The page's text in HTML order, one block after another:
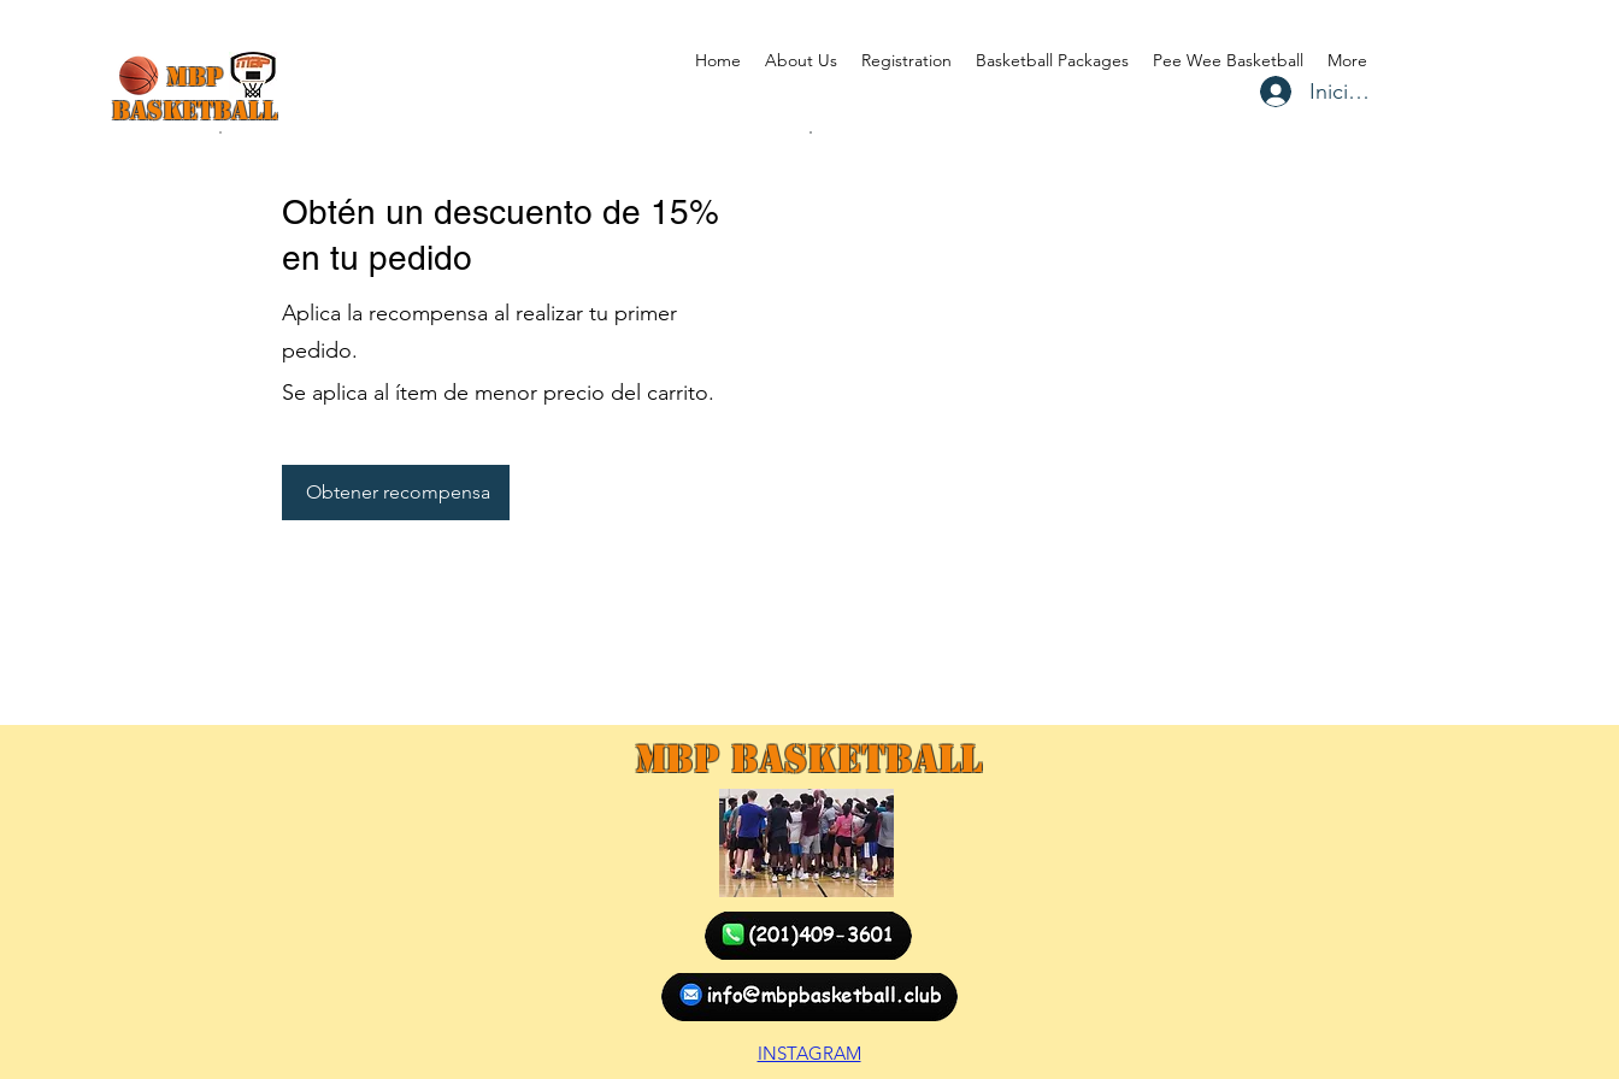
MBP
Basketball
Home About Us Registration Basketball Packages Pee Wee Basketball More
Iniciar sesión
Obtén un descuento de 15%
en tu pedido
Aplica la recompensa al realizar tu primer
pedido.
Obtener recompensa
Se aplica al ítem de menor precio del carrito.
INSTAGRAM
MBP Basketball